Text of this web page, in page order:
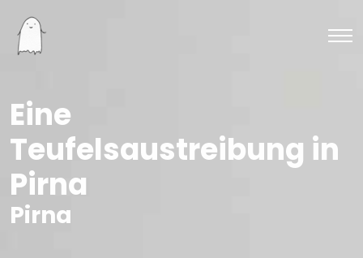
Eine
Teufelsaustreibung in
Pirna
Pirna